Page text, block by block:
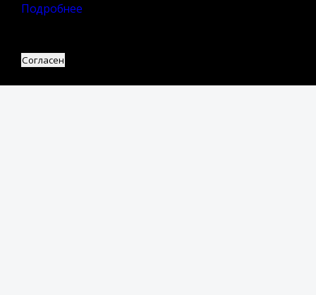
109240, г. Москва, ул. Николоямская, д. 1
Подробнее
Согласен